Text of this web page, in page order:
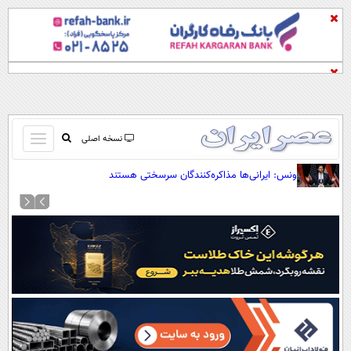
نسخه اصلی
باز
و
کردن
صفحه اول
آرشیو
نظرسنجی
آب و هوا
اوقات شرعی
سواد زندگی
ونس: ایرانی‌ها مذاکره‌کنندگان سرسختی هستند